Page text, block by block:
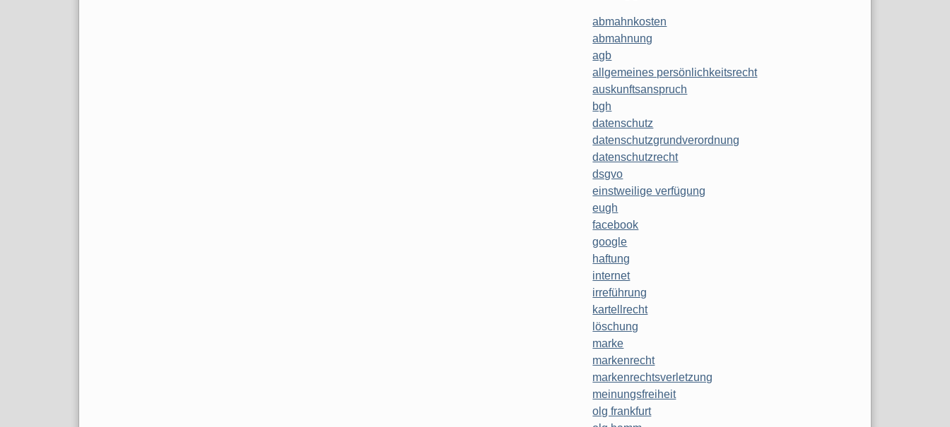
abmahnkosten
abmahnung
agb
allgemeines persönlichkeitsrecht
auskunftsanspruch
bgh
datenschutz
datenschutzgrundverordnung
datenschutzrecht
dsgvo
einstweilige verfügung
eugh
facebook
google
haftung
internet
irreführung
kartellrecht
löschung
marke
markenrecht
markenrechtsverletzung
meinungsfreiheit
olg frankfurt